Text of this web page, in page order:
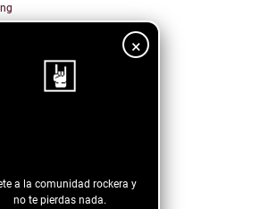
×
a la comunidad rockera y
no te pierdas nada.
This Way
Fighters - Depthlight